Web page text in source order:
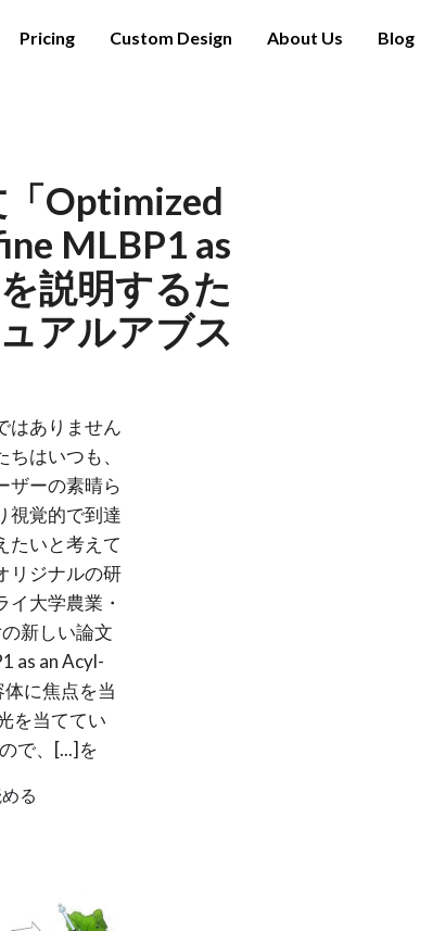
Pricing Custom Design About Us Blog
Optimized
MLBP1 as
説明するた
アルアブス
はありません
はいつも、
ザーの素晴ら
視覚的で到達
たいと考えて
リジナルの研
大学農業・
新しい論文
as an Acyl-
に焦点を当
を当ててい
で、[...]を
る